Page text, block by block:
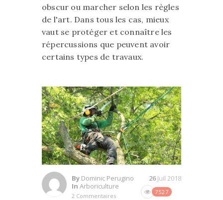
obscur ou marcher selon les règles
de l'art. Dans tous les cas, mieux
vaut se protéger et connaître les
répercussions que peuvent avoir
certains types de travaux.
By Dominic Perugino
In Arboriculture
2 Commentaires
7527
26Juil 2018